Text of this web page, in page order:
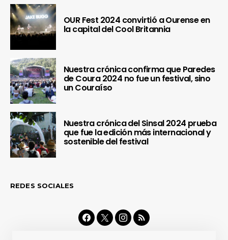
OUR Fest 2024 convirtió a Ourense en
la capital del Cool Britannia
Nuestra crónica confirma que Paredes
de Coura 2024 no fue un festival, sino
un Couraíso
Nuestra crónica del Sinsal 2024 prueba
que fue la edición más internacional y
sostenible del festival
REDES SOCIALES